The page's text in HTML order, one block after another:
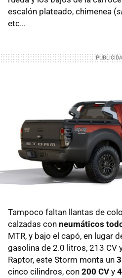
escalón plateado, chimenea (
etc...
Tampoco faltan llantas de
calzadas con neumáticos
MTR, y bajo el capó, en lugar
gasolina de 2.0 litros, 213 CV
Raptor, este Storm monta un
cinco cilindros, con 200 CV y